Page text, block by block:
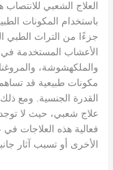
العلاج الشعبي
باستخدام المكونات
جزءًا من التراث الطبي
الأعشاب المستخدمة في
والملكهشوشة،
مكونات طبيعية قد
القدرة الجنسية. ومع
علاج شعبي، حيث لا توجد
فعالية هذه العلاجات
الأخرى أو تسبب آثار